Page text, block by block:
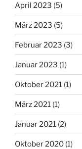
April 2023 (5)
März 2023 (5)
Februar 2023 (3)
Januar 2023 (1)
Oktober 2021 (1)
März 2021 (1)
Januar 2021 (2)
Oktober 2020 (1)